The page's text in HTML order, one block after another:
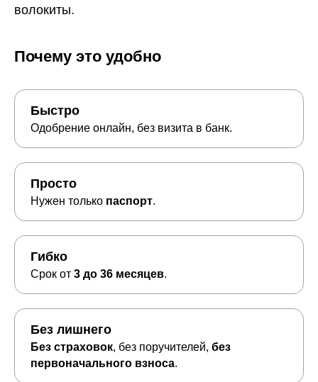
волокиты.
Почему это удобно
Быстро
Одобрение онлайн, без визита в банк.
Просто
Нужен только паспорт.
Гибко
Срок от 3 до 36 месяцев.
Без лишнего
Без страховок, без поручителей, без
первоначального взноса.